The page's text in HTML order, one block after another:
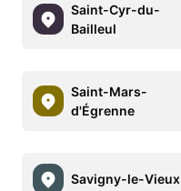
Saint-Cyr-du-
Bailleul
Saint-Mars-
d'Égrenne
Savigny-le-Vieux